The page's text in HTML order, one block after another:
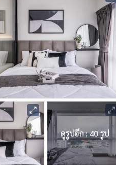
ดูรูปอีก : 40 รูป